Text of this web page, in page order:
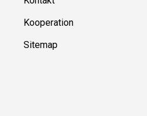
Kontakt
Kooperation